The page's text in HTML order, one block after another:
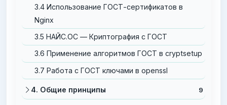
3.4 Использование ГОСТ-сертификатов в
Nginx
3.5 НАЙС.ОС — Криптография с ГОСТ
3.6 Применение алгоритмов ГОСТ в cryptsetup
3.7 Работа с ГОСТ ключами в openssl
4. Общие принципы 9